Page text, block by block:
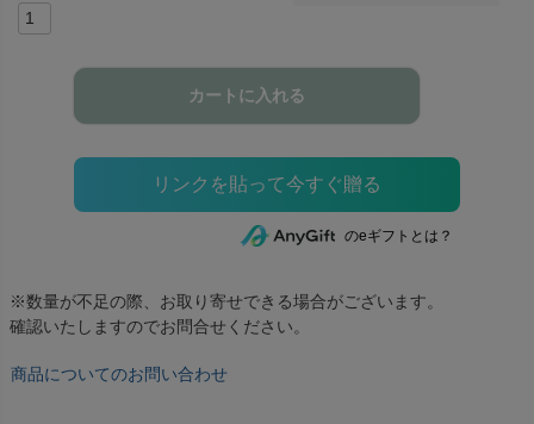
カートに入れる
のeギフトとは？
※数量が不足の際、お取り寄せできる場合がございます。
確認いたしますのでお問合せください。
商品についてのお問い合わせ